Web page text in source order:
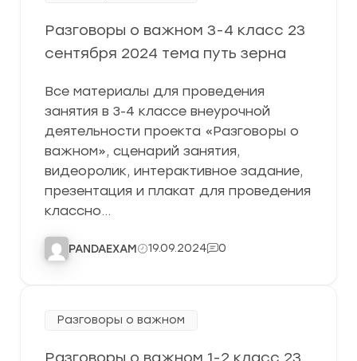
Разговоры о важном 3-4 класс 23
сентября 2024 тема путь зерна
Все материалы для проведения
занятия в 3-4 классе внеурочной
деятельности проекта «Разговоры о
важном», сценарий занятия,
видеоролик, интерактивное задание,
презентация и плакат для проведения
классно…
PANDAEXAM 19.09.2024 0
Разговоры о важном